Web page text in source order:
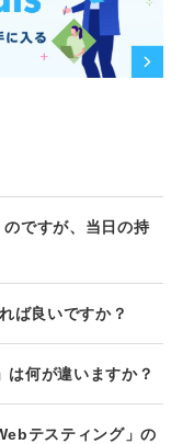
ですが、当日の持
ば良いですか？
は何が違いますか？
テスティング」の